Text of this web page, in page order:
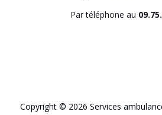
Par téléphone au
Copyright © 2026 Services